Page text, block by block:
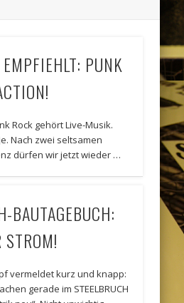
PUNK
Rock gehört Live-Musik.
Nach zwei seltsamen
dürfen wir jetzt wieder …
BAUTAGEBUCH:
STROM!
vermeldet kurz und knapp:
gerade im STEELBRUCH